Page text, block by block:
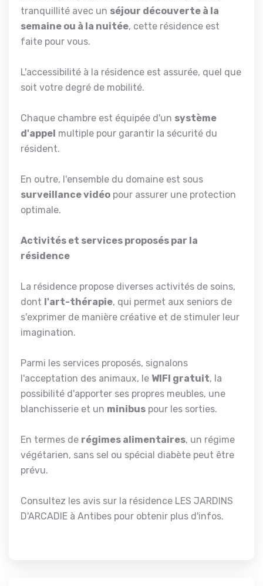
tranquillité avec un séjour découverte à la
semaine ou à la nuitée, cette résidence est
faite pour vous.
L'accessibilité à la résidence est assurée, quel que
soit votre degré de mobilité.
Chaque chambre est équipée d'un système
d'appel multiple pour garantir la sécurité du
résident.
En outre, l'ensemble du domaine est sous
surveillance vidéo pour assurer une protection
optimale.
Activités et services proposés par la
résidence
La résidence propose diverses activités de soins,
dont l'art-thérapie, qui permet aux seniors de
s'exprimer de manière créative et de stimuler leur
imagination.
Parmi les services proposés, signalons
l'acceptation des animaux, le WIFI gratuit, la
possibilité d'apporter ses propres meubles, une
blanchisserie et un minibus pour les sorties.
En termes de régimes alimentaires, un régime
végétarien, sans sel ou spécial diabète peut être
prévu.
Consultez les avis sur la résidence LES JARDINS
D'ARCADIE à Antibes pour obtenir plus d'infos.